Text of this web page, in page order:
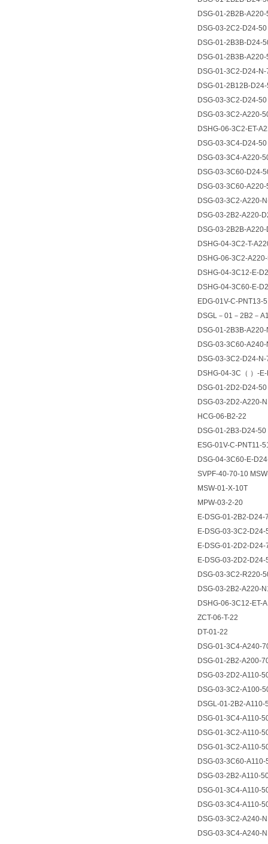
DSG-01-2B2B-A220-
DSG-03-2C2-D24-50
DSG-01-2B3B-D24-
DSG-01-2B3B-A220-
DSG-01-3C2-D24-N-
DSG-01-2B12B-
DSG-03-3C2-D24-50
DSG-03-3C2-A220-
DSHG-06-3C2-ET-
DSG-03-3C4-D24-50
DSG-03-3C4-A220-
DSG-03-3C60-D24-
DSG-03-3C60-A220-
DSG-03-3C2-A220-
DSG-03-2B2-A220-
DSG-03-2B2B-
DSHG-04-3C2-T-
DSHG-06-3C2-
DSHG-04-3C12-E-
DSHG-04-3C60-E-
EDG-01V-C-PNT13-
DSGL － 01 － 2B2 －
DSG-01-2B3B-
DSG-03-3C60-
DSG-03-3C2-D24-N-
DSHG-04-3C （ ） -
DSG-01-2D2-D24-50
DSG-03-2D2-A220-
HCG-06-B2-22
DSG-01-2B3-D24-50
ESG-01V-C-PNT11-
DSG-04-3C60-E-
SVPF-40-70-10
MSW-01-X-10T
MPW-03-2-20
E-DSG-01-2B2-D24-
E-DSG-03-3C2-D24-
E-DSG-01-2D2-D24-
E-DSG-03-2D2-D24-
DSG-03-3C2-R220-
DSG-03-2B2-A220-
DSHG-06-3C12-ET-
ZCT-06-T-22
DT-01-22
DSG-01-3C4-A240-
DSG-01-2B2-A200-
DSG-03-2D2-A110-
DSG-03-3C2-A100-
DSGL-01-2B2-A110-
DSG-01-3C4-A110-
DSG-01-3C2-A110-
DSG-01-3C2-A110-
DSG-03-3C60-A110-
DSG-03-2B2-A110-
DSG-01-3C4-A110-
DSG-03-3C4-A110-
DSG-03-3C2-A240-
DSG-03-3C4-A240-